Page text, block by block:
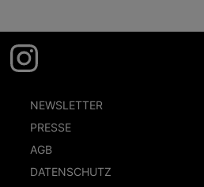
NEWSLETTER
PRESSE
AGB
DATENSCHUTZ